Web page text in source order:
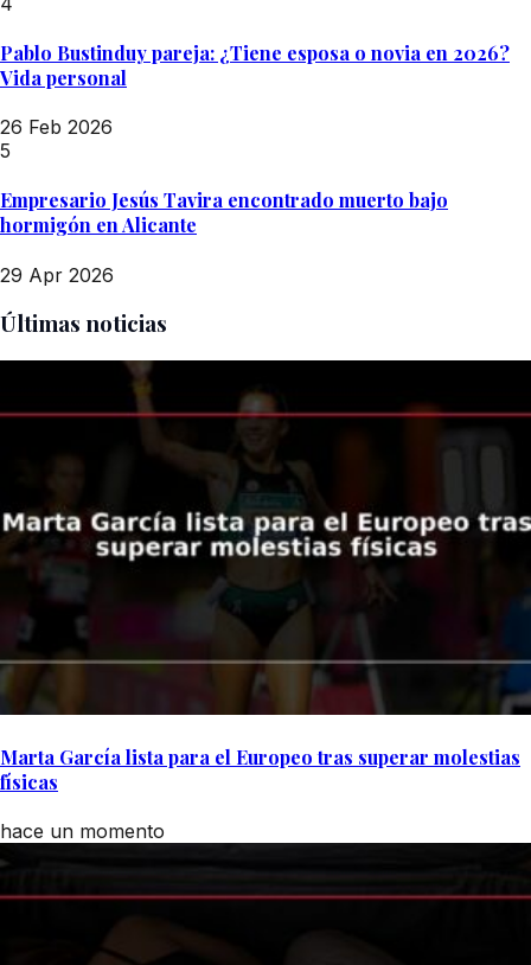
Pablo Bustinduy pareja: ¿Tiene esposa o novia en 2026?
Vida personal
26 Feb 2026
5
Empresario Jesús Tavira encontrado muerto bajo
hormigón en Alicante
29 Apr 2026
Últimas noticias
Marta García lista para el Europeo tras superar molestias
físicas
hace un momento